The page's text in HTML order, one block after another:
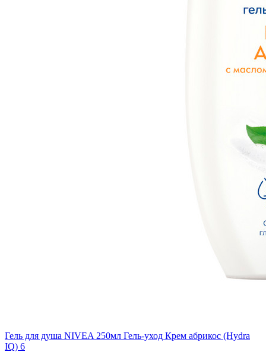
Гель для душа NIVEA 250мл Гель-уход Крем абрикос (Hydra
IQ) 6